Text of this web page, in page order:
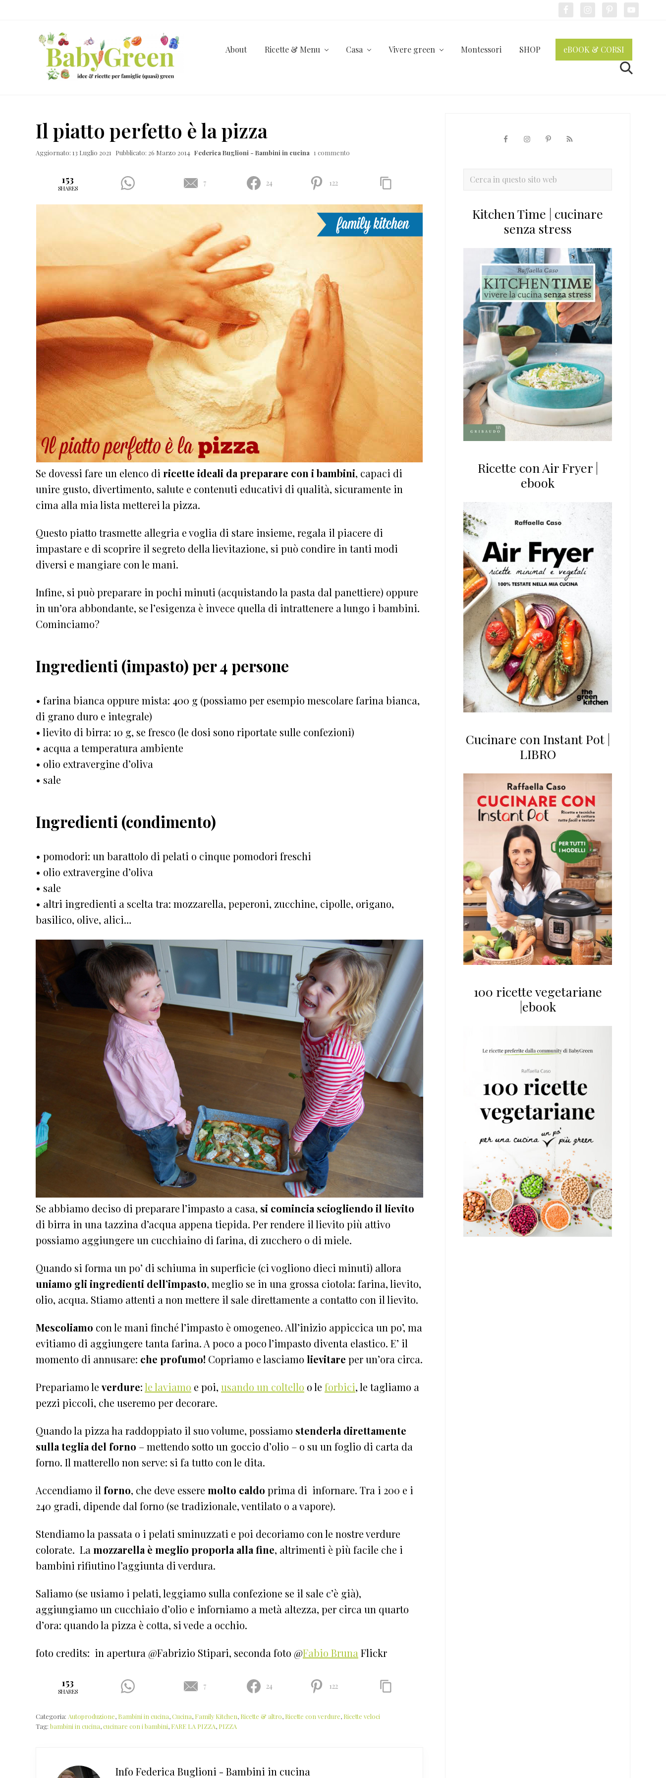
ricette
per
About Ricette & Menu Casa Vivere green Montessori SHOP eBOOK & CORSI
Cerca
Il piatto perfetto è la pizza
Aggiornato: 13 Luglio 2021 Pubblicato: 26 Marzo 2014 Federica Buglioni - Bambini in cucina 1 commento
153
SHARES
7 24 122
Se dovessi fare un elenco di ricette ideali da preparare con i bambini, capaci di
unire gusto, divertimento, salute e contenuti educativi di qualità, sicuramente in
cima alla mia lista metterei la pizza.
Questo piatto trasmette allegria e voglia di stare insieme, regala il piacere di
impastare e di scoprire il segreto della lievitazione, si può condire in tanti modi
diversi e mangiare con le mani.
Infine, si può preparare in pochi minuti (acquistando la pasta dal panettiere) oppure
in un’ora abbondante, se l’esigenza è invece quella di intrattenere a lungo i bambini.
Cominciamo?
Ingredienti (impasto) per 4 persone
• farina bianca oppure mista: 400 g (possiamo per esempio mescolare farina bianca,
di grano duro e integrale)
• lievito di birra: 10 g, se fresco (le dosi sono riportate sulle confezioni)
• acqua a temperatura ambiente
• olio extravergine d’oliva
• sale
Ingredienti (condimento)
• pomodori: un barattolo di pelati o cinque pomodori freschi
• olio extravergine d’oliva
• sale
• altri ingredienti a scelta tra: mozzarella, peperoni, zucchine, cipolle, origano,
basilico, olive, alici…
Se abbiamo deciso di preparare l’impasto a casa, si comincia sciogliendo il lievito
di birra in una tazzina d’acqua appena tiepida. Per rendere il lievito più attivo
possiamo aggiungere un cucchiaino di farina, di zucchero o di miele.
Quando si forma un po’ di schiuma in superficie (ci vogliono dieci minuti) allora
uniamo gli ingredienti dell’impasto, meglio se in una grossa ciotola: farina, lievito,
olio, acqua. Stiamo attenti a non mettere il sale direttamente a contatto con il lievito.
Mescoliamo con le mani finché l’impasto è omogeneo. All’inizio appiccica un po’, ma
evitiamo di aggiungere tanta farina. A poco a poco l’impasto diventa elastico. E’ il
momento di annusare: che profumo! Copriamo e lasciamo lievitare per un’ora circa.
Prepariamo le verdure:le laviamo e poi, usando un coltello o le forbici, le tagliamo a
pezzi piccoli, che useremo per decorare.
Quando la pizza ha raddoppiato il suo volume, possiamo stenderla direttamente
sulla teglia del forno – mettendo sotto un goccio d’olio – o su un foglio di carta da
forno. Il matterello non serve: si fa tutto con le dita.
Accendiamo il forno, che deve essere molto caldo prima di infornare. Tra i 200 e i
240 gradi, dipende dal forno (se tradizionale, ventilato o a vapore).
Stendiamo la passata o i pelati sminuzzati e poi decoriamo con le nostre verdure
colorate. La mozzarella è meglio proporla alla fine, altrimenti è più facile che i
bambini rifiutino l’aggiunta di verdura.
Saliamo (se usiamo i pelati, leggiamo sulla confezione se il sale c’è già),
aggiungiamo un cucchiaio d’olio e inforniamo a metà altezza, per circa un quarto
d’ora: quando la pizza è cotta, si vede a occhio.
foto credits: in apertura @Fabrizio Stipari, seconda foto @Fabio Bruna Flickr
153
SHARES
7 24 122
Categoria: Autoproduzione, Bambini in cucina,Cucina, Family Kitchen, Ricette & altro, Ricette con verdure, Ricette veloci
Tag: bambini in cucina,cucinare con i bambini, FARE LA PIZZA, PIZZA
Info Federica Buglioni - Bambini in cucina
primaria
Cerca
sitoKitchen Time | cucinare
senza stress
Ricette con Air Fryer |
ebook
Cucinare con Instant Pot |
LIBRO
100 ricette vegetariane
|ebook